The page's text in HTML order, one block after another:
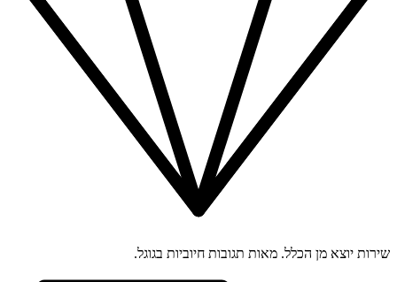
שירות יוצא מן הכלל. מאות תגובות חיוביות בגוגל.